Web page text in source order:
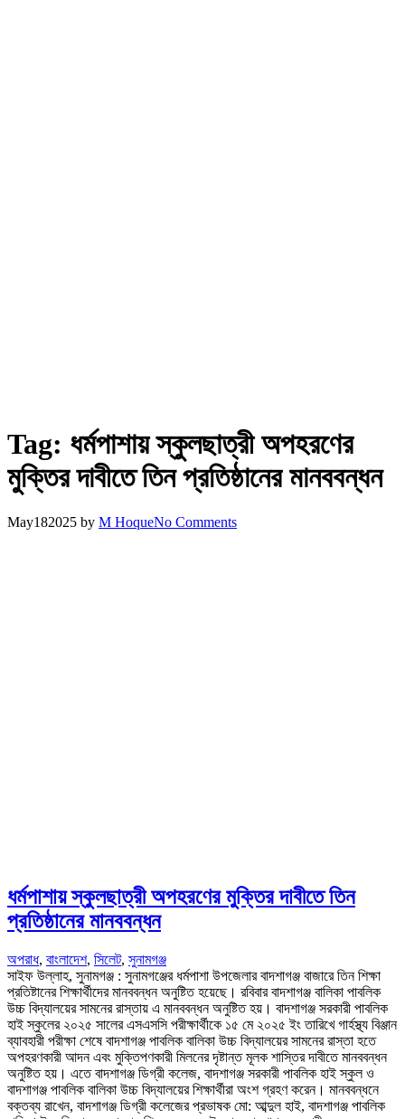
Tag: ধর্মপাশায় স্কুলছাত্রী অপহরণের
মুক্তির দাবীতে তিন প্রতিষ্ঠানের মানববন্ধন
May182025 by M HoqueNo Comments
ধর্মপাশায় স্কুলছাত্রী অপহরণের মুক্তির দাবীতে তিন
প্রতিষ্ঠানের মানববন্ধন
অপরাধ, বাংলাদেশ, সিলেট, সুনামগঞ্জ
সাইফ উল্লাহ, সুনামগঞ্জ : সুনামগঞ্জের ধর্মপাশা উপজেলার বাদশাগঞ্জ বাজারে তিন শিক্ষা
প্রতিষ্টানের শিক্ষার্থীদের মানববন্ধন অনুষ্টিত হয়েছে। রবিবার বাদশাগঞ্জ বালিকা পাবলিক
উচ্চ বিদ্যালয়ের সামনের রাস্তায় এ মানববন্ধন অনুষ্টিত হয়। বাদশাগঞ্জ সরকারী পাবলিক
হাই স্কুলের ২০২৫ সালের এসএসসি পরীক্ষার্থীকে ১৫ মে ২০২৫ ইং তারিখে গার্হস্থ্য বিঞ্জান
ব্যাবহারী পরীক্ষা শেষে বাদশাগঞ্জ পাবলিক বালিকা উচ্চ বিদ্যালয়ের সামনের রাস্তা হতে
অপহরণকারী আদন এবং মুক্তিপণকারী মিলনের দৃষ্টান্ত মূলক শাস্তির দাবীতে মানববন্ধন
অনুষ্টিত হয়। এতে বাদশাগঞ্জ ডিগ্রী কলেজ, বাদশাগঞ্জ সরকারী পাবলিক হাই স্কুল ও
বাদশাগঞ্জ পাবলিক বালিকা উচ্চ বিদ্যালয়ের শিক্ষার্থীরা অংশ গ্রহণ করেন। মানববন্ধনে
বক্তব্য রাখেন, বাদশাগঞ্জ ডিগ্রী কলেজের প্রভাষক মো: আব্দুল হাই, বাদশাগঞ্জ পাবলিক